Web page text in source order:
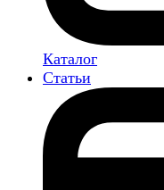
Каталог
Статьи